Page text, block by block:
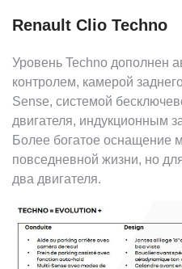
Renault Clio Techno
Уровень Techno дополнен
контролем, камерой
Sense, системой
двигателя, индукционным
Более богатое оснащение
повседневной жизни, но
два двигателя.